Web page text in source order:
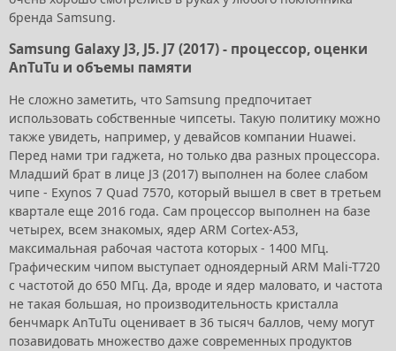
бренда Samsung.
Samsung Galaxy J3, J5. J7 (2017) - процессор, оценки
AnTuTu и объемы памяти
Не сложно заметить, что Samsung предпочитает
использовать собственные чипсеты. Такую политику можно
также увидеть, например, у девайсов компании Huawei.
Перед нами три гаджета, но только два разных процессора.
Младший брат в лице J3 (2017) выполнен на более слабом
чипе - Exynos 7 Quad 7570, который вышел в свет в третьем
квартале еще 2016 года. Сам процессор выполнен на базе
четырех, всем знакомых, ядер ARM Cortex-A53,
максимальная рабочая частота которых - 1400 МГц.
Графическим чипом выступает одноядерный ARM Mali-T720
с частотой до 650 МГц. Да, вроде и ядер маловато, и частота
не такая большая, но производительность кристалла
бенчмарк AnTuTu оценивает в 36 тысяч баллов, чему могут
позавидовать множество даже современных продуктов